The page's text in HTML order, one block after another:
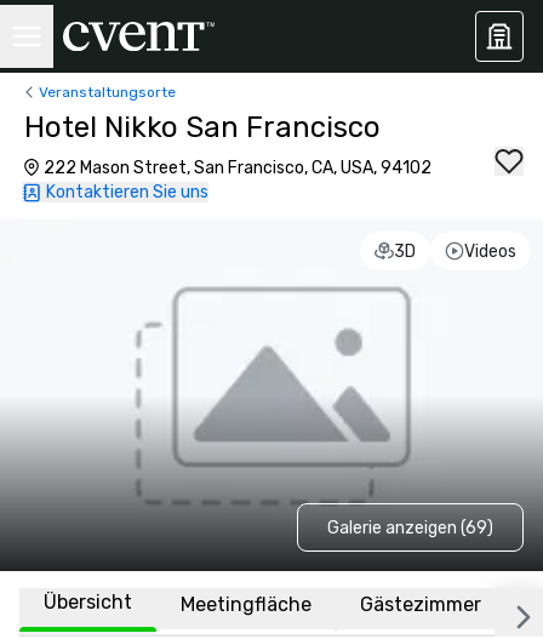
Veranstaltungsorte
Hotel Nikko San Francisco
222 Mason Street, San Francisco, CA, USA, 94102
Kontaktieren Sie uns
3D Videos
Galerie anzeigen (69)
Übersicht Meetingfläche Gästezimmer